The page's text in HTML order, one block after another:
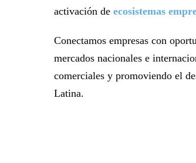
activación de ecosistemas
Conectamos empresas con
mercados nacionales e
comerciales y promoviendo el
Latina.